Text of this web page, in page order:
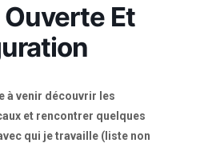
Et
à venir découvrir les
et rencontrer quelques
qui je travaille (liste non